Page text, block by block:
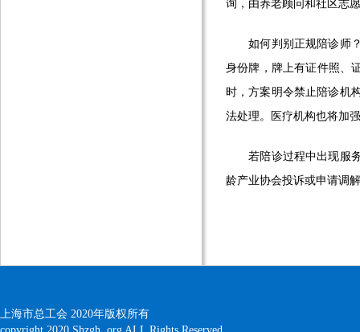
询，由养老顾问和社区志
如何判别正规陪诊师？
身份牌，牌上有证件照、
时，方案明令禁止陪诊机
法处理。医疗机构也将加
若陪诊过程中出现服务
龄产业协会投诉或申请调
上海市总工会 2020年版权所有